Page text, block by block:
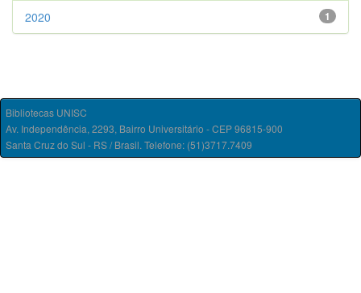
1
2020
Bibliotecas UNISC
Av. Independência, 2293, Bairro Universitário - CEP 96815-900
Santa Cruz do Sul - RS / Brasil. Telefone: (51)3717.7409